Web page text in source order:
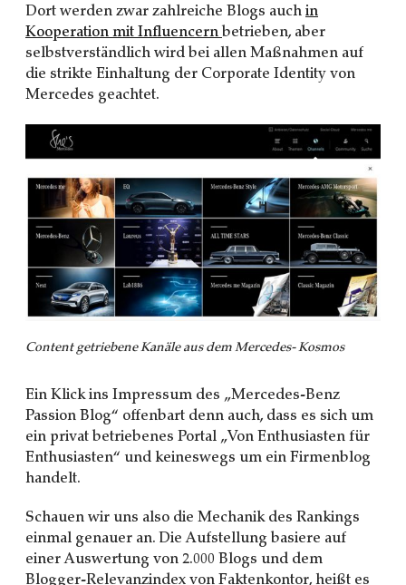
Dort werden zwar zahlreiche Blogs auch in
Kooperation mit Influencern betrieben, aber
selbstverständlich wird bei allen Maßnahmen auf
die strikte Einhaltung der Corporate Identity von
Mercedes geachtet.
Content getriebene Kanäle aus dem Mercedes- Kosmos
Ein Klick ins Impressum des „Mercedes-Benz
Passion Blog“ offenbart denn auch, dass es sich um
ein privat betriebenes Portal „Von Enthusiasten für
Enthusiasten“ und keineswegs um ein Firmenblog
handelt.
Schauen wir uns also die Mechanik des Rankings
einmal genauer an. Die Aufstellung basiere auf
einer Auswertung von 2.000 Blogs und dem
Blogger-Relevanzindex von Faktenkontor, heißt es